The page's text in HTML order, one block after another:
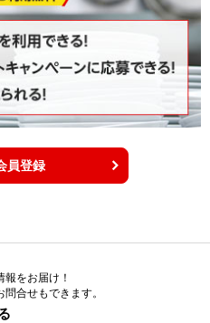
員登録
をお届け！
合せもできます。